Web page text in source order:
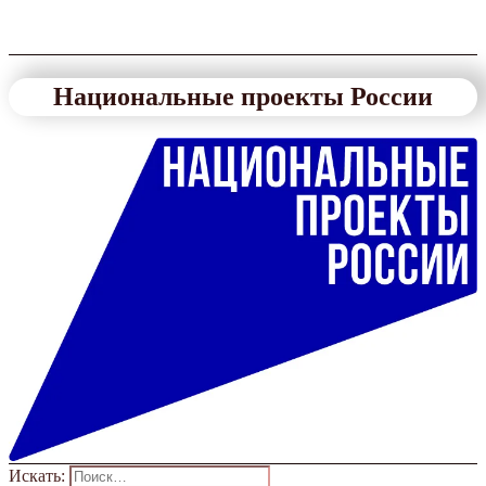
Национальные проекты России
Искать: